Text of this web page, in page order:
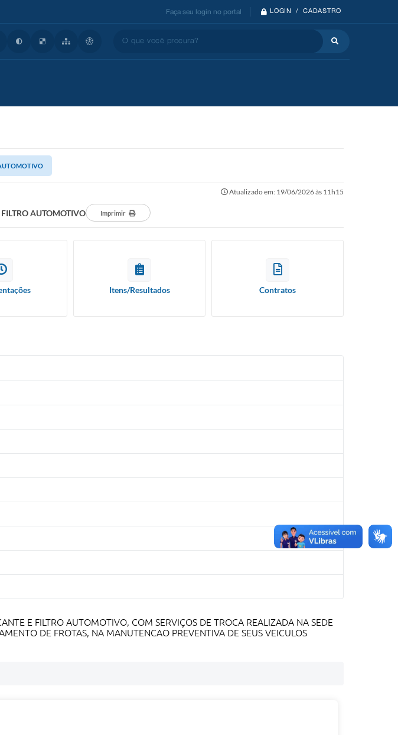
Faça seu login no portal LOGIN / CADASTRO
O que você procura?
Atualizado em: 19/06/2026 às 11h15
AUTOMOTIVO Imprimir
Itens/Resultados Contratos
E FILTRO AUTOMOTIVO, COM SERVIÇOS DE TROCA REALIZADA NA SEDE
DE FROTAS, NA MANUTENCAO PREVENTIVA DE SEUS VEICULOS